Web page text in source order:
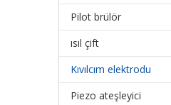
Pilot brülör
ısıl çift
Kıvılcım elektrodu
Piezo ateşleyici